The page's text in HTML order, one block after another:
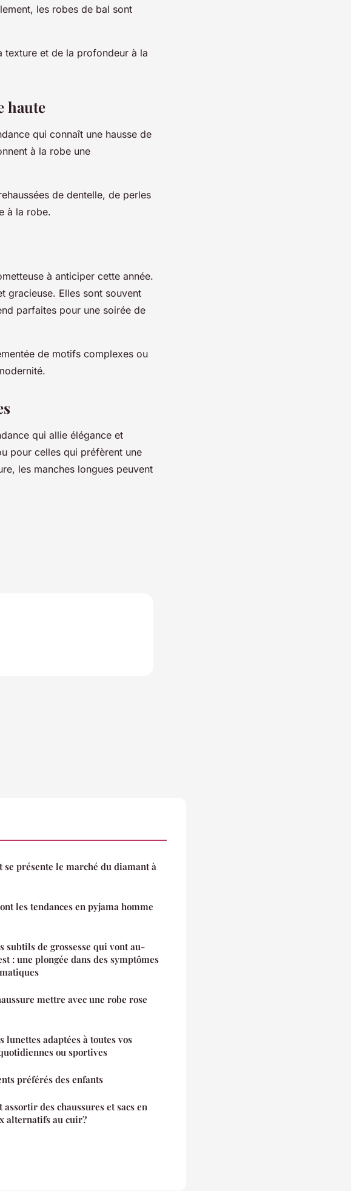
les robes de bal sont
texture et de la profondeur à la
haute
qui connaît une hausse de
à la robe une
de dentelle, de perles
à la robe.
à anticiper cette année.
gracieuse. Elles sont souvent
parfaites pour une soirée de
de motifs complexes ou
qui allie élégance et
pour celles qui préfèrent une
les manches longues peuvent
se présente le marché du diamant à
les tendances en pyjama homme
subtils de grossesse qui vont au-
: une plongée dans des symptômes
mettre avec une robe rose
lunettes adaptées à toutes vos
ou sportives
préférés des enfants
assortir des chaussures et sacs en
alternatifs au cuir?